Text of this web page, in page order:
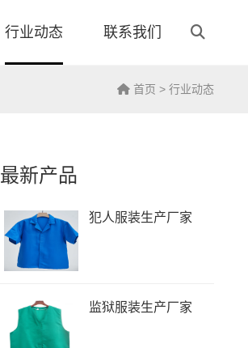
行业动态 联系我们
首页 > 行业动态
最新产品
犯人服装生产厂家
监狱服装生产厂家